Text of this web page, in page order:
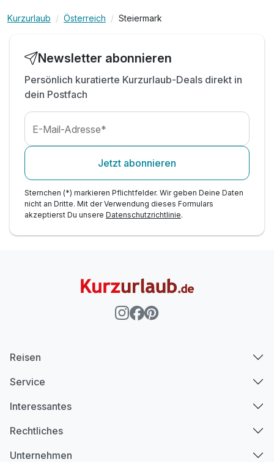
TIPP: Saziani Stubn Straden
Kurzurlaub Österreich Steiermark
Newsletter abonnieren
Persönlich kuratierte Kurzurlaub-Deals direkt in
dein Postfach
E-Mail-Adresse*
Jetzt abonnieren
Sternchen (*) markieren Pflichtfelder. Wir geben Deine Daten
nicht an Dritte. Mit der Verwendung dieses Formulars
akzeptierst Du unsere Datenschutzrichtlinie.
Reisen
Service
Interessantes
Rechtliches
Unternehmen